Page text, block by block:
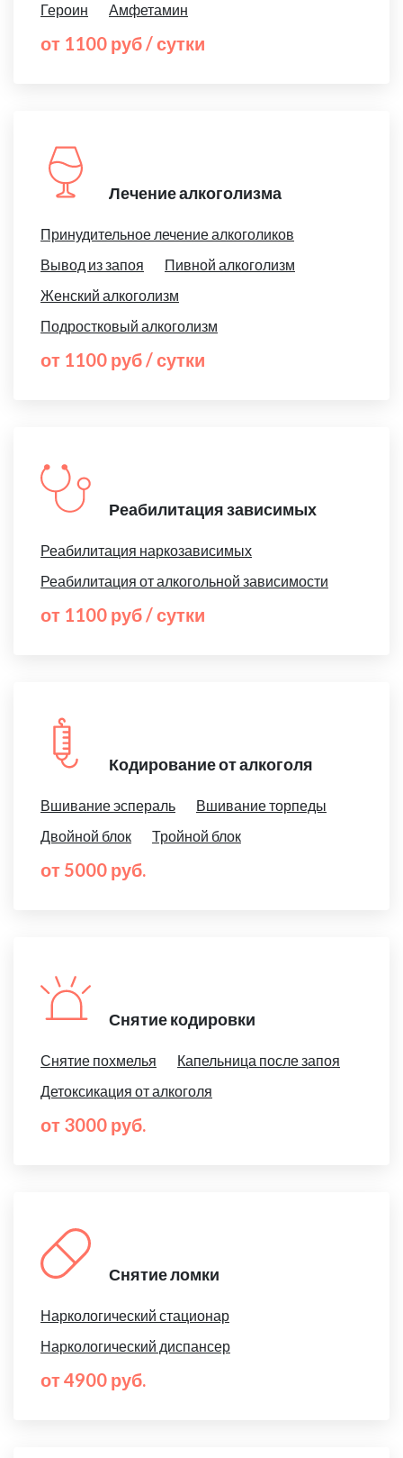
Героин
Амфетамин
от 1100 руб / сутки
Лечение алкоголизма
Принудительное лечение алкоголиков
Вывод из запоя
Пивной алкоголизм
Женский алкоголизм
Подростковый алкоголизм
от 1100 руб / сутки
Реабилитация зависимых
Реабилитация наркозависимых
Реабилитация от алкогольной зависимости
от 1100 руб / сутки
Кодирование от алкоголя
Вшивание эспераль
Вшивание торпеды
Двойной блок
Тройной блок
от 5000 руб.
Снятие кодировки
Снятие похмелья
Капельница после запоя
Детоксикация от алкоголя
от 3000 руб.
Снятие ломки
Наркологический стационар
Наркологический диспансер
от 4900 руб.